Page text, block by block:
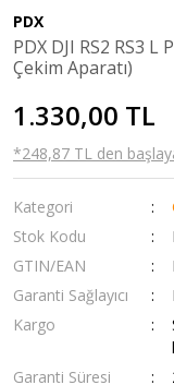
PDX
PDX DJI RS2 RS3
Çekim Aparatı)
1.330,00 TL
*248,87 TL den
Kategori
Stok Kodu
GTIN/EAN
Garanti Sağlayıcı
Kargo
Garanti Süresi